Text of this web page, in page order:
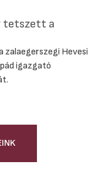
tetszett a
Hevesi
igazgató